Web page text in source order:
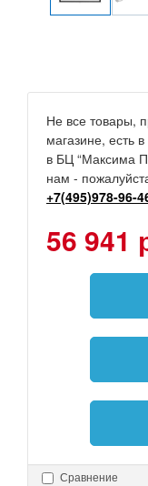
Не все товары,
магазине, есть
в БЦ “Максима
нам -
+7(495)978-96-
56 941
Сравнение